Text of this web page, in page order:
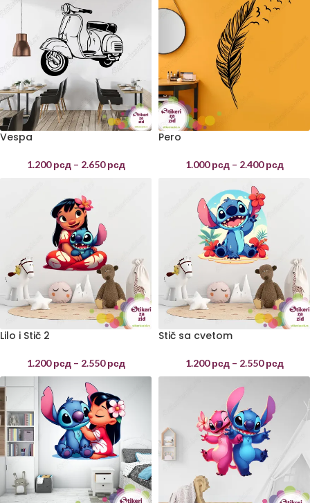
Vespa
1.200рсд – 2.650рсд
Pero
1.000рсд – 2.400рсд
Lilo i Stič 2
1.200рсд – 2.550рсд
Stič sa cvetom
1.200рсд – 2.550рсд